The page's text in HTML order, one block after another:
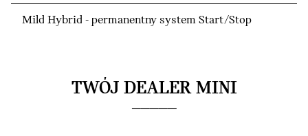
Mild Hybrid - permanentny system Start/Stop
TWÓJ DEALER MINI